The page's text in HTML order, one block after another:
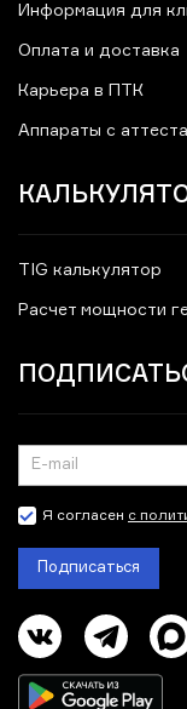
Информация для
Оплата и доставка
Карьера в ПТК
Аппараты с
TIG калькулятор
Расчет мощности
Я согласен с
Подписаться